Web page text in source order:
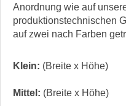
Anordnung wie auf
produktionstechnischen
auf zwei nach Farben
Klein: (Breite x Höhe)
Mittel: (Breite x Höhe)